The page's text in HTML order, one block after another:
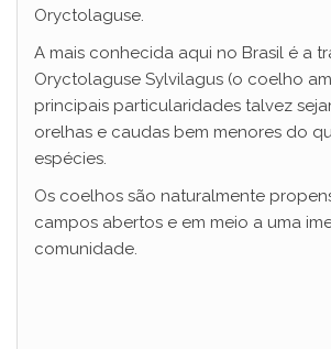
Oryctolaguse.
A mais conhecida aqui no Brasil é a
Oryctolaguse Sylvilagus (o coelho
principais particularidades talvez
orelhas e caudas bem menores do
espécies.
Os coelhos são naturalmente
campos abertos e em meio a uma
comunidade.